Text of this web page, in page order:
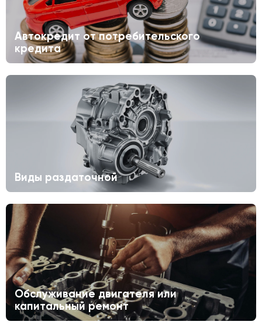
Автокредит от потребительского
кредита
Виды раздаточной
Обслуживание двигателя или
капитальный ремонт